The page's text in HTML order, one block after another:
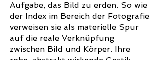
Aufgabe, das Bild zu erden. So wie
der Index im Bereich der Fotografie
verweisen sie als materielle Spur
auf die reale Verknüpfung
zwischen Bild und Körper. Ihre